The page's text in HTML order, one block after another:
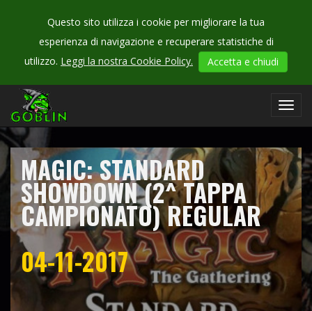
Questo sito utilizza i cookie per migliorare la tua
esperienza di navigazione e recuperare statistiche di
utilizzo. Leggi la nostra Cookie Policy. Accetta e chiudi
CHECK
OUR
MAGIC: STANDARD
SHOWDOWN (2^ TAPPA
CAMPIONATO) REGULAR
04-11-2017